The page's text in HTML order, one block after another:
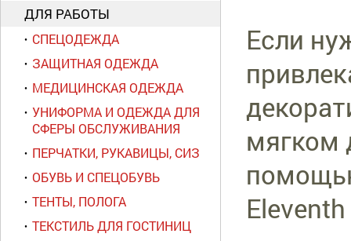
ДЛЯ РАБОТЫ
СПЕЦОДЕЖДА
ЗАЩИТНАЯ ОДЕЖДА
МЕДИЦИНСКАЯ ОДЕЖДА
УНИФОРМА И ОДЕЖДА ДЛЯ
СФЕРЫ ОБСЛУЖИВАНИЯ
ПЕРЧАТКИ, РУКАВИЦЫ, СИЗ
ОБУВЬ И СПЕЦОБУВЬ
ТЕНТЫ, ПОЛОГА
ТЕКСТИЛЬ ДЛЯ ГОСТИНИЦ
Если
мягком